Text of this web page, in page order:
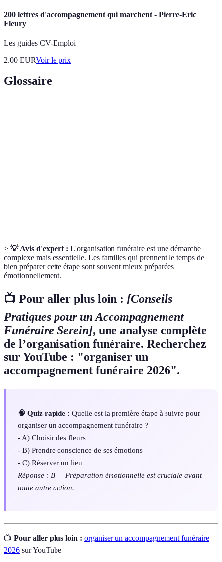
200 lettres d'accompagnement qui marchent - Pierre-Eric
Fleury
Les guides CV-Emploi
2.00 EURVoir le prix
Glossaire
> 💡 Avis d'expert : L'organisation funéraire est une démarche
complexe mais essentielle. Les familles qui prennent le temps de
bien préparer cette étape sont souvent mieux préparées
émotionnellement.
📺 Pour aller plus loin : [Conseils
Pratiques pour un Accompagnement
Funéraire Serein], une analyse complète
de l’organisation funéraire. Recherchez
sur YouTube : "organiser un
accompagnement funéraire 2026".
🧠 Quiz rapide : Quelle est la première étape à suivre pour
organiser un accompagnement funéraire ?
- A) Choisir des fleurs
- B) Prendre conscience de ses émotions
- C) Réserver un lieu
Réponse : B — Préparation émotionnelle est cruciale avant
toute autre action.
📺 Pour aller plus loin : organiser un accompagnement funéraire
2026 sur YouTube